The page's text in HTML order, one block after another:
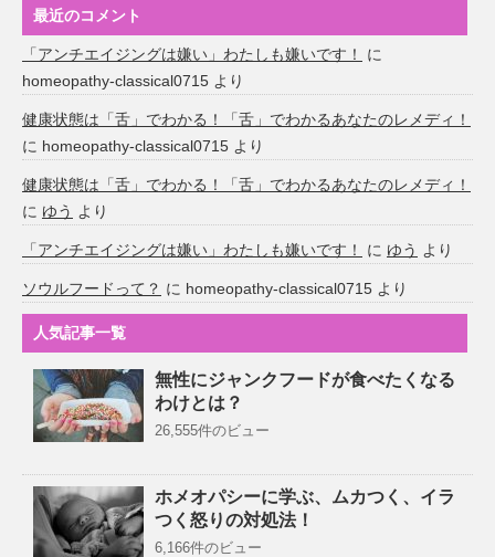
最近のコメント
「アンチエイジングは嫌い」わたしも嫌いです！
に
homeopathy-classical0715 より
健康状態は「舌」でわかる！「舌」でわかるあなたのレメディ！
に homeopathy-classical0715 より
健康状態は「舌」でわかる！「舌」でわかるあなたのレメディ！
に ゆう より
「アンチエイジングは嫌い」わたしも嫌いです！ に ゆう より
ソウルフードって？ に homeopathy-classical0715 より
人気記事一覧
無性にジャンクフードが食べたくなる
わけとは？
26,555件のビュー
ホメオパシーに学ぶ、ムカつく、イラ
つく怒りの対処法！
6,166件のビュー